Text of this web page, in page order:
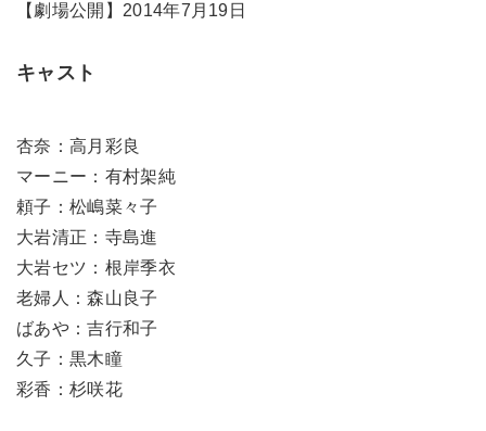
【劇場公開】2014年7月19日
キャスト
杏奈：高月彩良
マーニー：有村架純
頼子：松嶋菜々子
大岩清正：寺島進
大岩セツ：根岸季衣
老婦人：森山良子
ばあや：吉行和子
久子：黒木瞳
彩香：杉咲花